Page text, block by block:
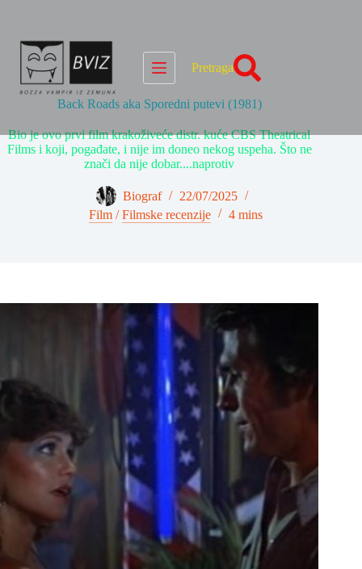
Pretraga
Back Roads aka Sporedni putevi (1981)
Bio je ovo prvi film krakoživeće distr. kuće CBS Theatrical
Films i koji, pogađate, i nije im doneo nekog uspeha. Što ne
znači da nije dobar....naprotiv
Biograf
22/07/2025
Film/Filmske recenzije 4 mins